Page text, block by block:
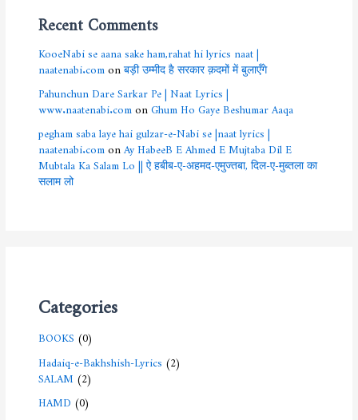
Recent Comments
KooeNabi se aana sake ham,rahat hi lyrics naat |
naatenabi.comonबड़ी उम्मीद है सरकार क़दमों में बुलाएँगे
Pahunchun Dare Sarkar Pe | Naat Lyrics |
www.naatenabi.comonGhum Ho Gaye Beshumar Aaqa
pegham saba laye hai gulzar-e-Nabi se |naat lyrics |
naatenabi.comonAy HabeeB E Ahmed E Mujtaba Dil E
Mubtala Ka Salam Lo || ऐ हबीब-ए-अहमद-एमुज्तबा, दिल-ए-मुब्तला का
सलाम लो
Categories
BOOKS(0)
Hadaiq-e-Bakhshish-Lyrics(2)
SALAM(2)
HAMD(0)